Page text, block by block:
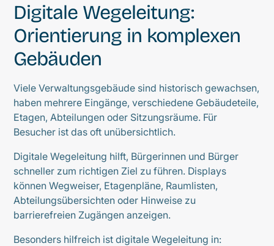
Digitale Wegeleitung:
Orientierung in komplexen
Gebäuden
Viele Verwaltungsgebäude sind historisch gewachsen,
haben mehrere Eingänge, verschiedene Gebäudeteile,
Etagen, Abteilungen oder Sitzungsräume. Für
Besucher ist das oft unübersichtlich.
Digitale Wegeleitung hilft, Bürgerinnen und Bürger
schneller zum richtigen Ziel zu führen. Displays
können Wegweiser, Etagenpläne, Raumlisten,
Abteilungsübersichten oder Hinweise zu
barrierefreien Zugängen anzeigen.
Besonders hilfreich ist digitale Wegeleitung in: